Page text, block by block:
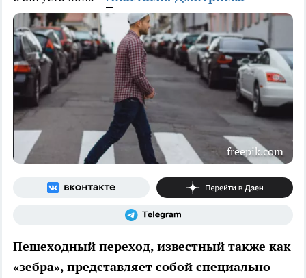
freepik.com
Пешеходный переход, известный также как
«зебра», представляет собой специально